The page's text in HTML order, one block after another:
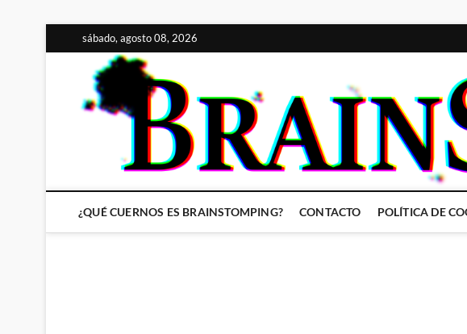
al
contenido
sábado, agosto 08, 2026
¿QUÉ CUERNOS ES BRAINSTOMPING? CONTACTO POLÍTICA DE